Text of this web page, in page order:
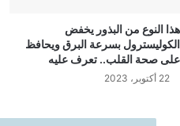
هذا النوع من البذور يخفض
الكوليسترول بسرعة البرق ويحافظ
على صحة القلب.. تعرف عليه
22 أكتوبر، 2023